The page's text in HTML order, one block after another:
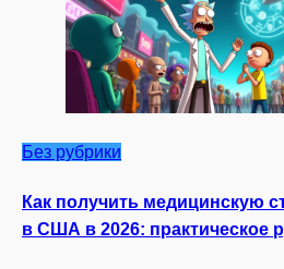
Без рубрики
Как получить медицинскую
в США в 2026: практическое